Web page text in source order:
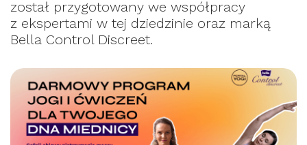
został przygotowany we współpracy
z ekspertami w tej dziedzinie oraz marką
Bella Control Discreet.